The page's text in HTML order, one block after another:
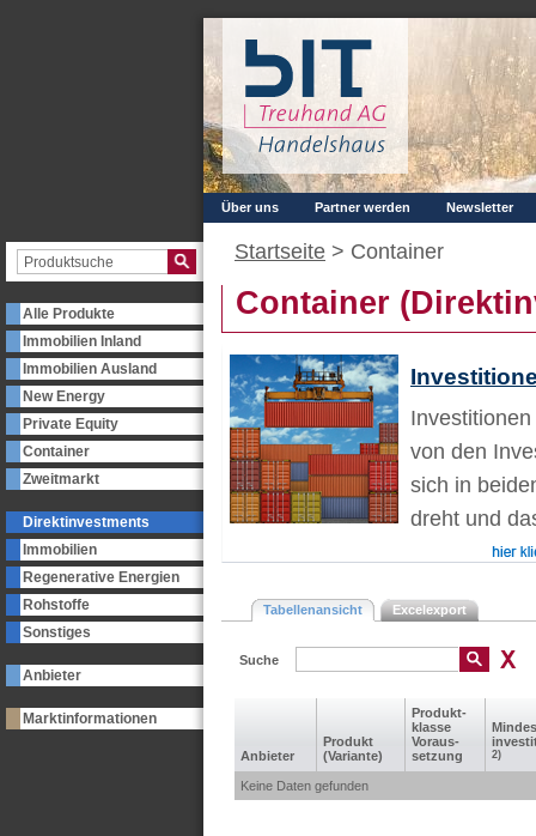
Alle Produkte
Immobilien Inland
Immobilien Ausland
New Energy
Private Equity
Container
Zweitmarkt
Direktinvestments
Immobilien
Regenerative Energien
Rohstoffe
Sonstiges
Anbieter
Marktinformationen
Über uns Partner werden Newsletter
Startseite > Container
Container
von den
sich in
dreht und
Tabellenansicht Excelexport
Suche
Anbieter
Produkt
(Variante)
Produkt­
klasse
Voraus­
setzung
2)
Keine Daten gefunden